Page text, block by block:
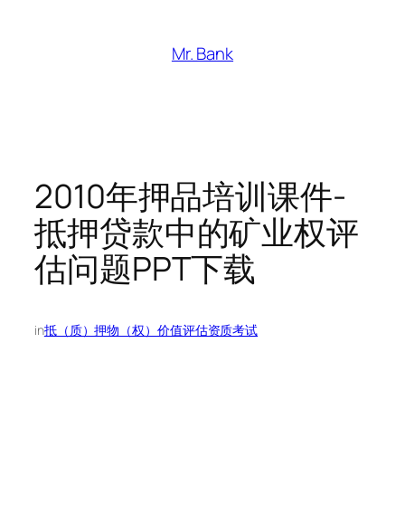
Mr. Bank
2010年押品培训课件-
抵押贷款中的矿业权评
估问题PPT下载
in抵（质）押物（权）价值评估资质考试